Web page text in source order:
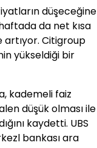
düşeceğine
da net kısa
artıyor. Citigroup
yükseldiği bir
kademeli faiz
düşük olması ile
kaydetti. UBS
bankası ara